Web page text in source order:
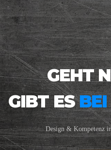
GEHT
GIBT ESBEI
Design & Kompetenz